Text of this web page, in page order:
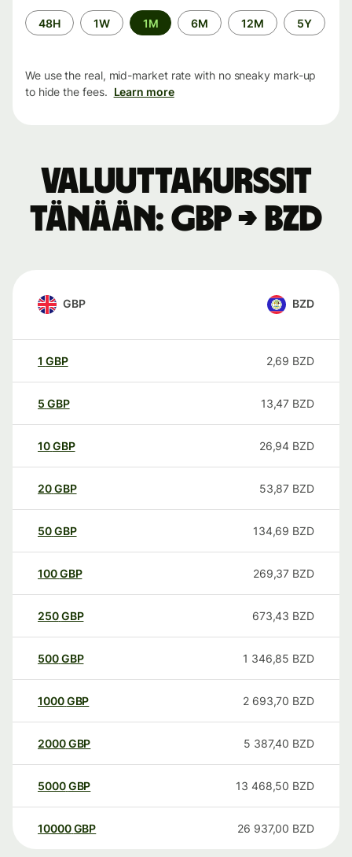
Time
period
48H 1W 1M 6M 12M 5Y
We use the real, mid-market rate with no sneaky mark-up
to hide the fees. Learn more
Valuuttakurssit
tänään: GBP → BZD
GBP BZD
1 GBP 2,69 BZD
5 GBP 13,47 BZD
10GBP 26,94 BZD
20GBP 53,87 BZD
50GBP 134,69 BZD
100GBP 269,37 BZD
250GBP 673,43 BZD
500GBP 1 346,85 BZD
1000GBP 2 693,70 BZD
2000GBP 5 387,40 BZD
5000GBP 13 468,50 BZD
10000 GBP 26 937,00 BZD